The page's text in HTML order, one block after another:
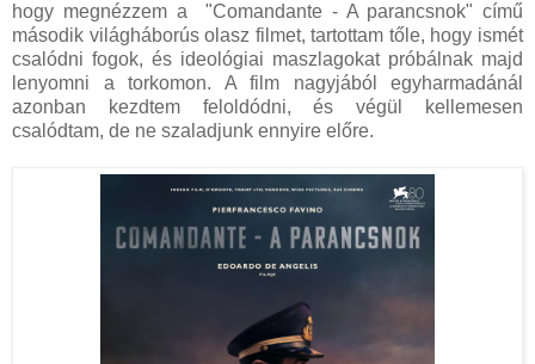
hogy megnézzem a "Comandante - A parancsnok" című
második világháborús olasz filmet, tartottam tőle, hogy ismét
csalódni fogok, és ideológiai maszlagokat próbálnak majd
lenyomni a torkomon. A film nagyjából egyharmadánál
azonban kezdtem feloldódni, és végül kellemesen
csalódtam, de ne szaladjunk ennyire előre.